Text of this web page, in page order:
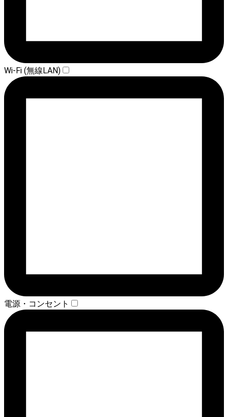
Wi-Fi (無線LAN)
電源・コンセント